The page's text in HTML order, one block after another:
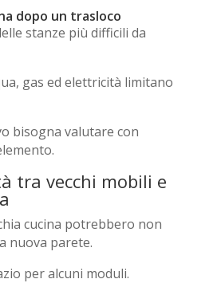
dopo un trasloco
stanze più difficili da
gas ed elettricità limitano
bisogna valutare con
tra vecchi mobili e
cucina potrebbero non
nuova parete.
per alcuni moduli.